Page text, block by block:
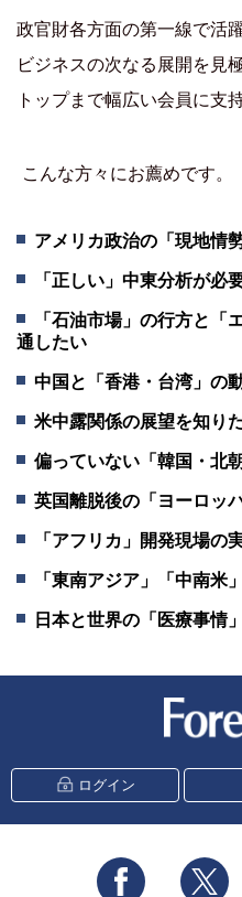
政官財各方面の第一線で活
ビジネスの次なる展開を見
トップまで幅広い会員に支
こんな方々にお薦めです。
アメリカ政治の「現地情
「正しい」中東分析が必
「石油市場」の行方と「
通したい
中国と「香港・台湾」の
米中露関係の展望を知り
偏っていない「韓国・北
英国離脱後の「ヨーロッ
「アフリカ」開発現場の
「東南アジア」「中南米
日本と世界の「医療事情
ログイン
Facebook